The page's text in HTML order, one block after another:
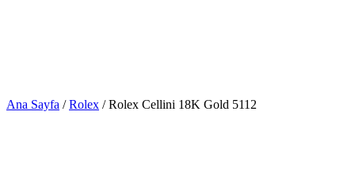
Ana Sayfa /Rolex / Rolex Cellini 18K Gold 5112